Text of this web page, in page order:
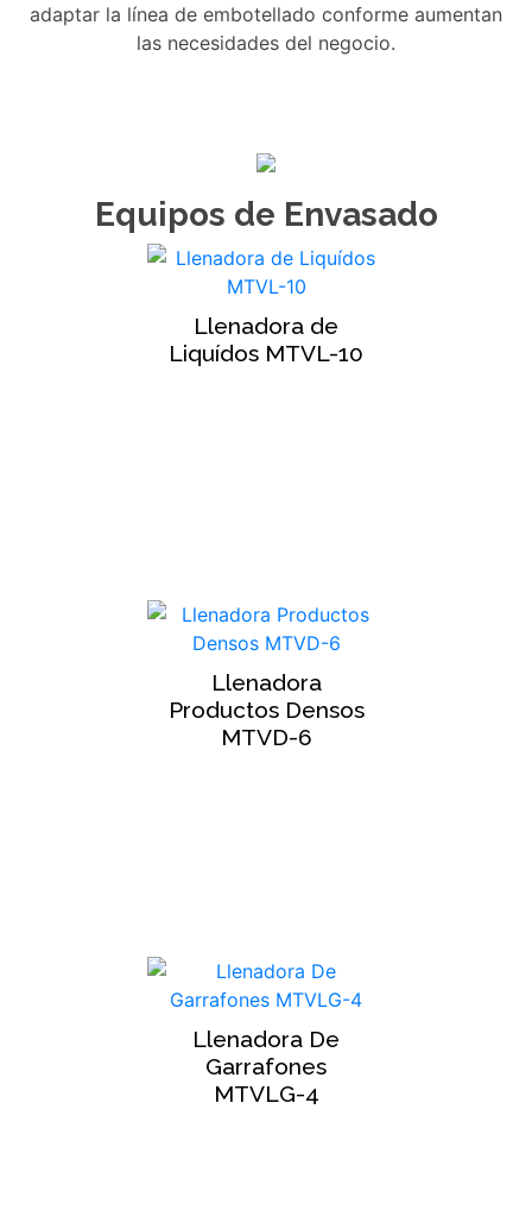
adaptar la línea de embotellado conforme aumentan
las necesidades del negocio.
Equipos de Envasado
Llenadora de
Liquídos MTVL-10
Llenadora
Productos Densos
MTVD-6
Llenadora De
Garrafones
MTVLG-4